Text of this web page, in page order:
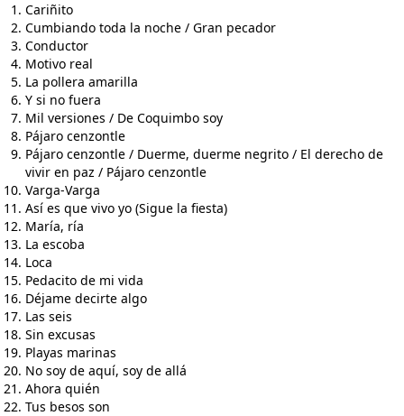
Cariñito
Cumbiando toda la noche / Gran pecador
Conductor
Motivo real
La pollera amarilla
Y si no fuera
Mil versiones / De Coquimbo soy
Pájaro cenzontle
Pájaro cenzontle / Duerme, duerme negrito / El derecho de
vivir en paz / Pájaro cenzontle
Varga-Varga
Así es que vivo yo (Sigue la fiesta)
María, ría
La escoba
Loca
Pedacito de mi vida
Déjame decirte algo
Las seis
Sin excusas
Playas marinas
No soy de aquí, soy de allá
Ahora quién
Tus besos son